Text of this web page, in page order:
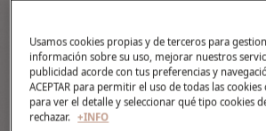
Usamos cookies propias y de terceros para
información sobre su uso, mejorar nuestros
publicidad acorde con tus preferencias y
ACEPTAR para permitir el uso de todas las
para ver el detalle y seleccionar qué tipo cookies
rechazar. +INFO